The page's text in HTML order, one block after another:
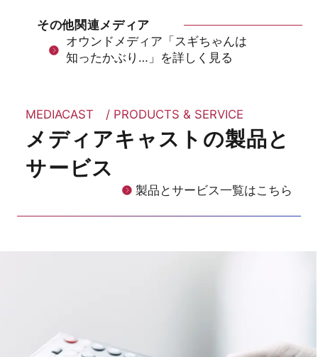
その他関連メディア
オウンドメディア「スギちゃんは
知ったかぶり…」を詳しく見る
MEDIACAST / PRODUCTS & SERVICE
メディアキャストの製品と
サービス
製品とサービス一覧はこちら